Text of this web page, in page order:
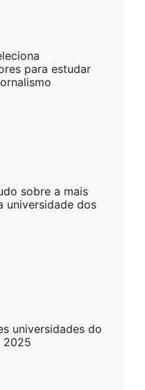
para estudar
sobre a mais
universidade dos
universidades do
2025